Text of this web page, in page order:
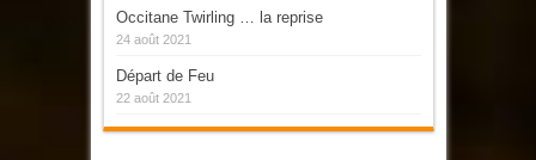
Occitane Twirling … la reprise
24 août 2021
Départ de Feu
22 août 2021